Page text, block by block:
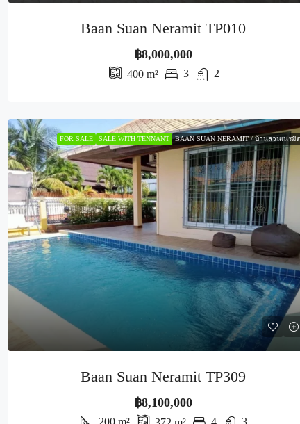
Baan Suan Neramit TP010
฿8,000,000
400m² 3 2
FOR SALE SALE WITH TENNANT BAAN SUAN NERAMIT / บ้านสวนเนรมิต
Baan Suan Neramit TP309
฿8,100,000